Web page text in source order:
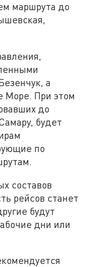
маршрута до
а
Море. При этом
до
будет
по
составов
рейсов станет
будут
дни или